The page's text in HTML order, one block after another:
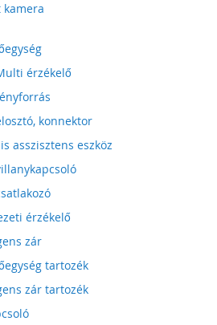
kamera
érzékelő
konnektor
asszisztens eszköz
érzékelő
zár
tartozék
zár tartozék